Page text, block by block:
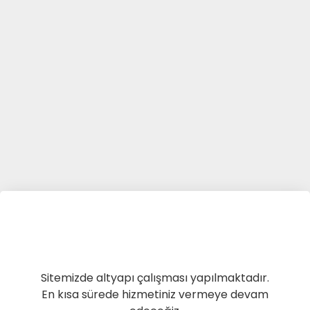
Sitemizde altyapı çalışması yapılmaktadır.
En kısa sürede hizmetiniz vermeye devam